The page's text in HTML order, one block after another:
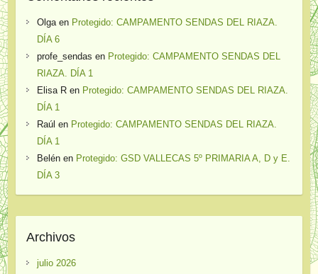
Olgaen Protegido: CAMPAMENTO SENDAS DEL RIAZA.
DÍA 6
profe_sendas en Protegido: CAMPAMENTO SENDAS DEL
RIAZA. DÍA 1
Elisa Ren Protegido: CAMPAMENTO SENDAS DEL RIAZA.
DÍA 1
Raúl en Protegido: CAMPAMENTO SENDAS DEL RIAZA.
DÍA 1
Belénen Protegido: GSD VALLECAS 5º PRIMARIA A, D y E.
DÍA 3
Archivos
julio 2026